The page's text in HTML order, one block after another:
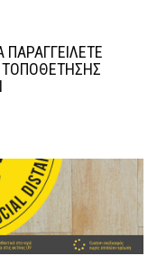
ΠΑΡΑΓΓΕΙΛΕΤΕ
ΤΟΠΟΘΕΤΗΣΗΣ